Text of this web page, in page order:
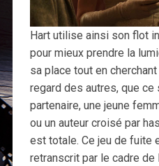
Hart utilise ainsi son flot
pour mieux prendre la
sa place tout en
regard des autres, que ce
partenaire, une jeune
ou un auteur croisé par
est totale. Ce jeu de fuite
retranscrit par le cadre de